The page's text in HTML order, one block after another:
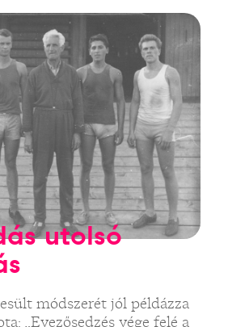
utolsó
módszerét jól példázza
„Evezősedzés vége felé a